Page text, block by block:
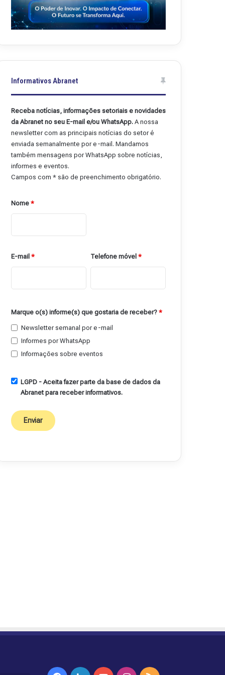
Informativos Abranet
Receba notícias, informações setoriais e novidades
da Abranet no seu E-mail e/ou WhatsApp.A nossa
newsletter com as principais notícias do setor é
enviada semanalmente por e-mail. Mandamos
também mensagens por WhatsApp sobre notícias,
informes e eventos.
Campos com * são de preenchimento obrigatório.
Nome*
E-mail* Telefone móvel *
Marque o(s) informe(s) que gostaria de receber?*
Newsletter semanal por e-mail
Informes por WhatsApp
Informações sobre eventos
LGPD - Aceita fazer parte da base de dados da
Abranet para receber informativos.